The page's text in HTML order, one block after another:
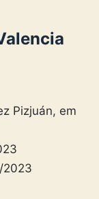
Pizjuán, em
2023